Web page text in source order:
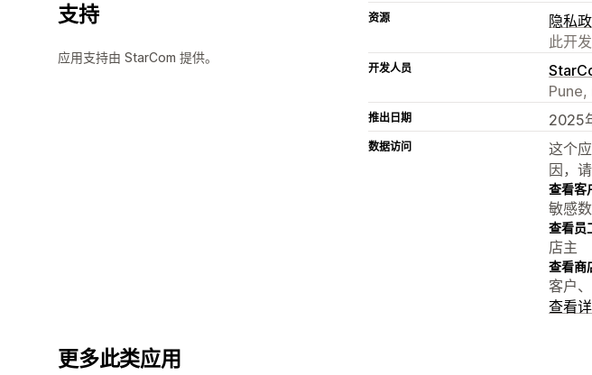
支持
应用支持由 StarCom 提供。
资源
隐私
此开
开发人员
Pune,
推出日期 2025
数据访问
这个
因，
查看客
敏感
查看员
店主
查看商
客户
查看
更多此类应用